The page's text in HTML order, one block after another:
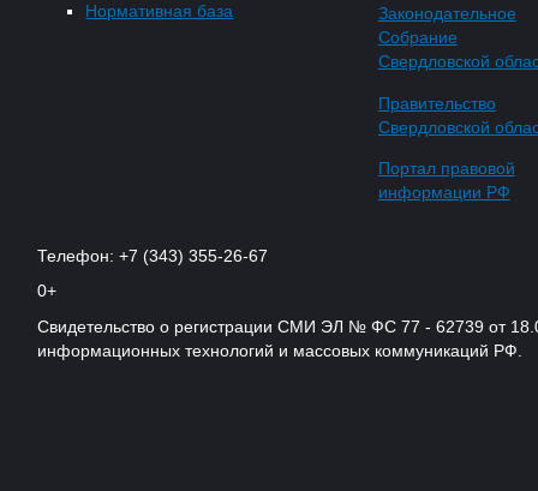
Нормативная база
Законодательное
Собрание
Свердловской
Правительство
Свердловской
Портал правовой
информации РФ
Телефон: +7 (343) 355-26-67
0+
Свидетельство о регистрации СМИ ЭЛ № ФС 77 - 62739 от
информационных технологий и массовых коммуникаций РФ.